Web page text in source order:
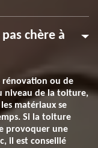
chère à
rénovation ou de
niveau de la toiture,
matériaux se
Si la toiture
provoquer une
il est conseillé